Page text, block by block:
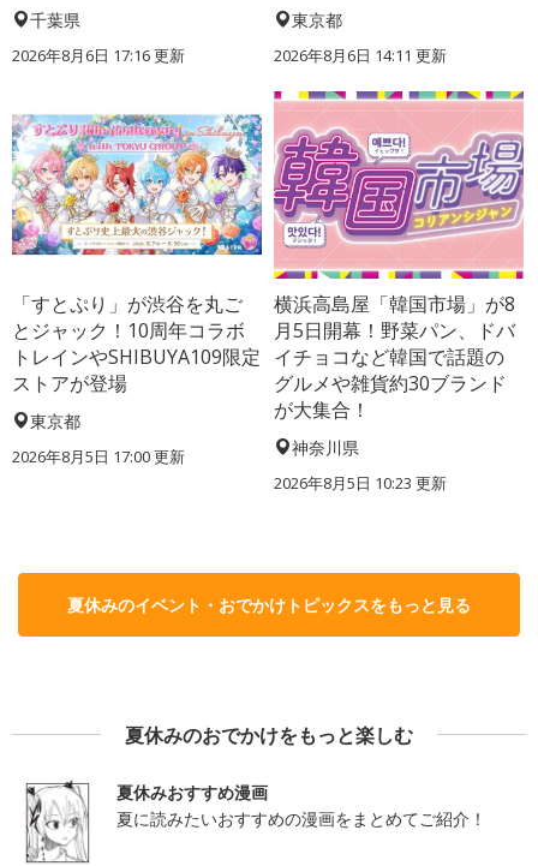
千葉県
2026年8月6日 17:16更新
東京都
2026年8月6日 14:11 更新
「すとぷり」が渋谷を丸ご
とジャック！10周年コラボ
トレインやSHIBUYA109限定
ストアが登場
東京都
2026年8月5日 17:00更新
横浜高島屋「韓国市場」が8
月5日開幕！野菜パン、ドバ
イチョコなど韓国で話題の
グルメや雑貨約30ブランド
が大集合！
神奈川県
2026年8月5日 10:23 更新
夏休みのイベント・おでかけトピックスをもっと見る
夏休みのおでかけをもっと楽しむ
夏休みおすすめ漫画
夏に読みたいおすすめの漫画をまとめてご紹介！